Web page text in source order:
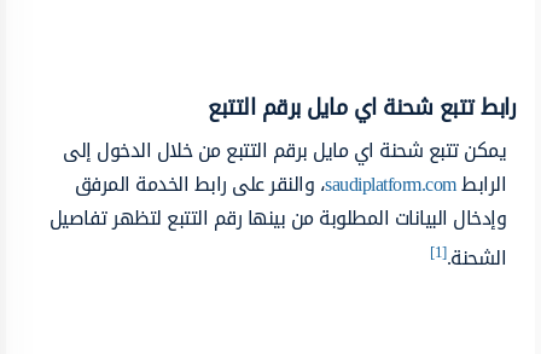
رابط تتبع شحنة اي مايل برقم التتبع
يمكن تتبع شحنة اي مايل برقم التتبع من خلال الدخول إلى
الرابطsaudiplatform.com، والنقر على رابط الخدمة المرفق
وإدخال البيانات المطلوبة من بينها رقم التتبع لتظهر تفاصيل
الشحنة.[1]